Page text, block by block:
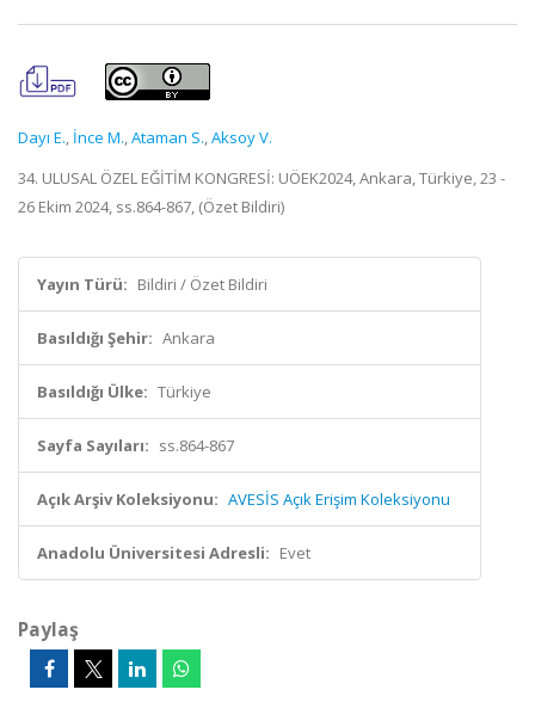
Dayı E., İnce M.,Ataman S.,Aksoy V.
34. ULUSAL ÖZEL EĞİTİM KONGRESİ: UÖEK2024, Ankara, Türkiye, 23 -
26 Ekim 2024, ss.864-867, (Özet Bildiri)
Yayın Türü: Bildiri / Özet Bildiri
Basıldığı Şehir: Ankara
Basıldığı Ülke: Türkiye
Sayfa Sayıları: ss.864-867
Açık Arşiv Koleksiyonu: AVESİS Açık Erişim Koleksiyonu
Anadolu Üniversitesi Adresli: Evet
Paylaş